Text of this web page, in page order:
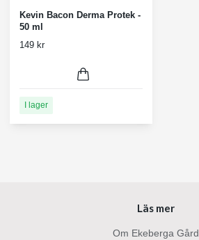
Kevin Bacon Derma Protek -
50 ml
149 kr
I lager
Läs mer
Om Ekeberga Gård